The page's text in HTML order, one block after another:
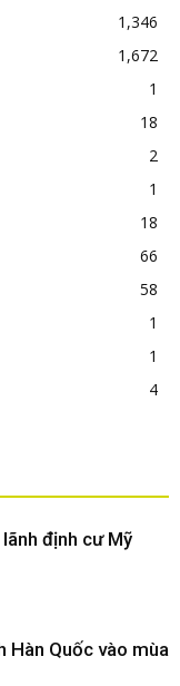
1,346
1,672
1
18
2
1
18
66
58
1
1
4
định cư Mỹ
Hàn Quốc vào mùa